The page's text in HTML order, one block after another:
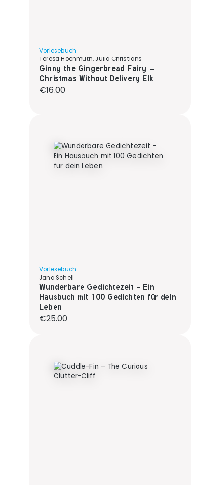
Vorlesebuch
Teresa Hochmuth, Julia Christians
Ginny the Gingerbread Fairy –
Christmas Without Delivery Elk
Regular price:
€16.00
Vorlesebuch
Jana Schell
Wunderbare Gedichtezeit - Ein
Hausbuch mit 100 Gedichten für dein
Leben
Regular price:
€25.00